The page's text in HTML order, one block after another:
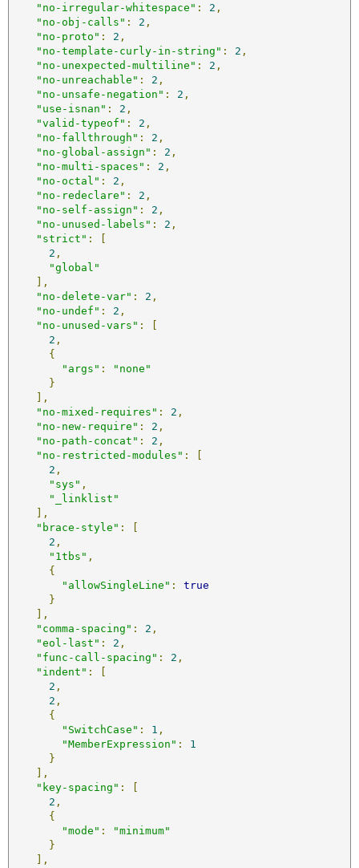
"no-irregular-whitespace" : 2 ,
"no-obj-calls" : 2 ,
"no-proto" : 2 ,
"no-template-curly-in-string" : 2 ,
"no-unexpected-multiline" : 2 ,
"no-unreachable" : 2 ,
"no-unsafe-negation" : 2 ,
"use-isnan" : 2 ,
"valid-typeof" : 2 ,
"no-fallthrough" : 2 ,
"no-global-assign" : 2 ,
"no-multi-spaces" : 2 ,
"no-octal" : 2 ,
"no-redeclare" : 2 ,
"no-self-assign" : 2 ,
"no-unused-labels" : 2 ,
"strict" :
[
2 ,
"global"
],
"no-delete-var" : 2 ,
"no-undef" : 2 ,
"no-unused-vars" :
[
2 ,
{
"args" :
"none"
}
],
"no-mixed-requires" : 2 ,
"no-new-require" : 2 ,
"no-path-concat" : 2 ,
"no-restricted-modules" :
[
2 ,
"sys" ,
"_linklist"
],
"brace-style" :
[
2 ,
"1tbs" ,
{
"allowSingleLine" :
true
}
],
"comma-spacing" : 2 ,
"eol-last" : 2 ,
"func-call-spacing" : 2 ,
"indent" :
[
2 ,
2 ,
{
"SwitchCase" : 1 ,
"MemberExpression" :
1
}
],
"key-spacing" :
[
2 ,
{
"mode" :
"minimum"
}
],